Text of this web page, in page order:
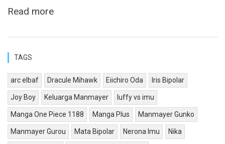
Read more
TAGS
arc elbaf Dracule Mihawk Eiichiro Oda Iris Bipolar
Joy Boy Keluarga Manmayer luffy vs imu
Manga One Piece 1188 Manga Plus Manmayer Gunko
Manmayer Gurou Mata Bipolar Nerona Imu Nika